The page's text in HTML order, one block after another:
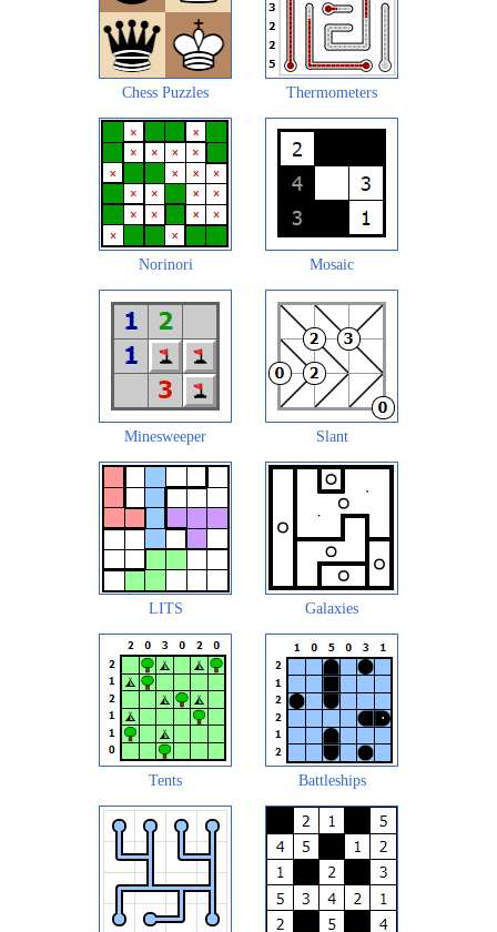
Chess Puzzles Thermometers
Norinori Mosaic
Minesweeper Slant
LITS Galaxies
Tents Battleships